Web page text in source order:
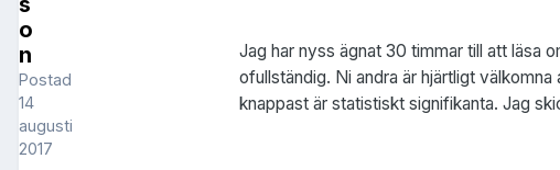
o
n
Postad
14
augusti
2017
Jag har nyss ägnat 30 timmar till att läsa
ofullständig. Ni andra är hjärtligt
knappast är statistiskt signifikanta. Jag